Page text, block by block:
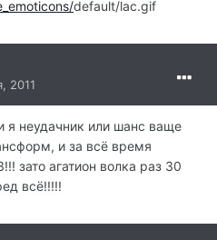
default/lac.gif
2011
я неудачник или шанс ваще
и за всё время
агатион волка раз 30
всё!!!!!